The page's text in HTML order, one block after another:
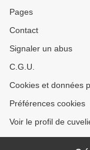
Pages
Contact
Signaler un abus
C.G.U.
Cookies et données
Préférences cookies
Voir le profil de